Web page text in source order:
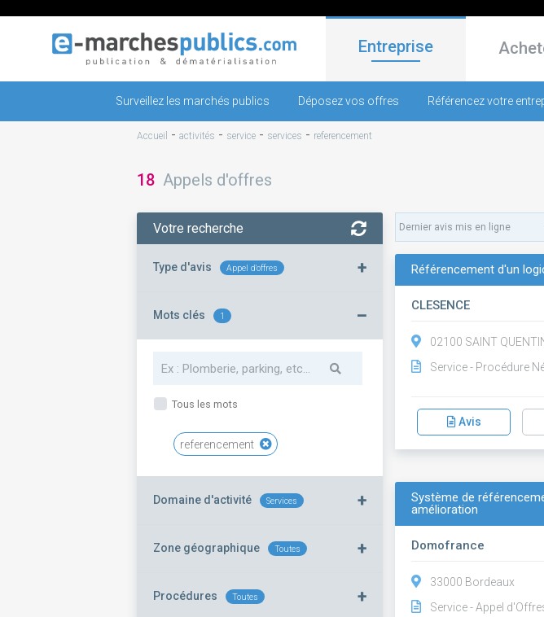
Entreprise
Surveillez les marchés publics Déposez vos offres Référencez votre
Accueil - activités - service - services - referencement
18 Appels d'offres
Votre recherche
Type d'avis Appel d'offres +
Mots clés 1 –
Tous les mots
referencement
Domaine d'activité Services +
Zone géographique Toutes +
Procédures Toutes +
Référencement d'un
CLESENCE
02100 SAINT
Service - Procédure
Avis
Système de
amélioration
Domofrance
33000 Bordeaux
Service - Appel